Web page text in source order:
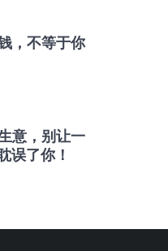
，不等于你
意，别让一
误了你！